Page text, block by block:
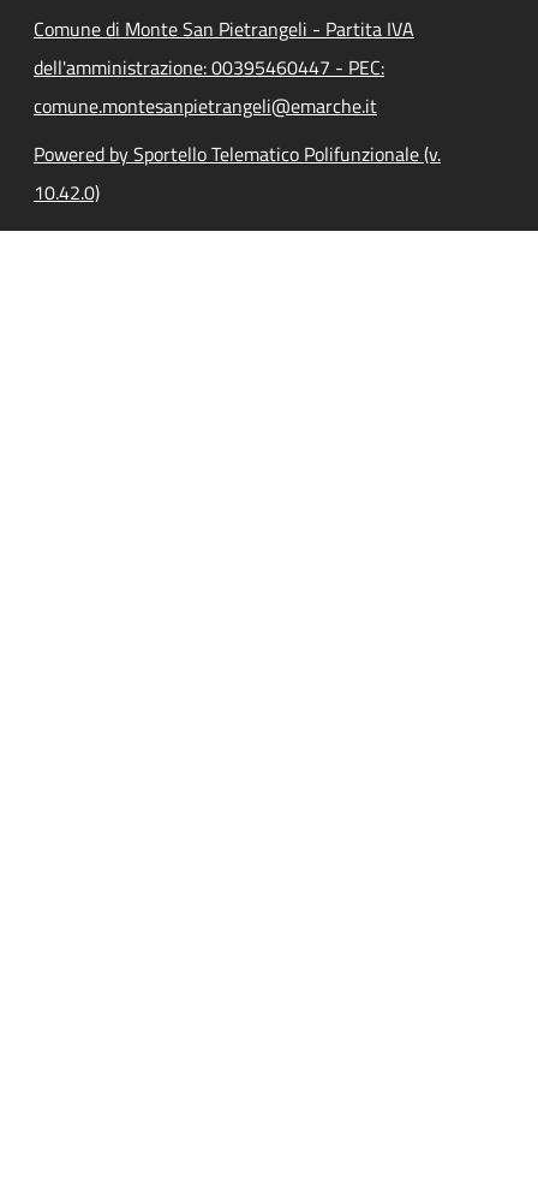
Comune di Monte San Pietrangeli - Partita IVA
dell'amministrazione: 00395460447 - PEC:
comune.montesanpietrangeli@emarche.it
Powered by Sportello Telematico Polifunzionale (v.
10.42.0)